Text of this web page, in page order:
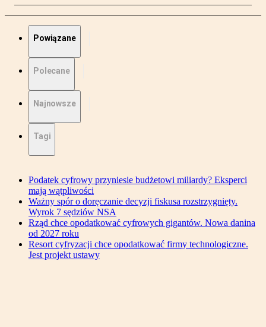
Powiązane
Polecane
Najnowsze
Tagi
Podatek cyfrowy przyniesie budżetowi miliardy? Eksperci
mają wątpliwości
Ważny spór o doręczanie decyzji fiskusa rozstrzygnięty.
Wyrok 7 sędziów NSA
Rząd chce opodatkować cyfrowych gigantów. Nowa danina
od 2027 roku
Resort cyfryzacji chce opodatkować firmy technologiczne.
Jest projekt ustawy